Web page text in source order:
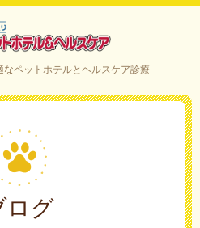
口県宇部市
ペットホテルとヘルスケア診療
ログ